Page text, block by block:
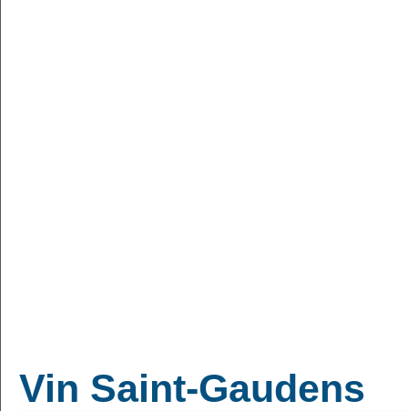
Vin Saint-Gaudens